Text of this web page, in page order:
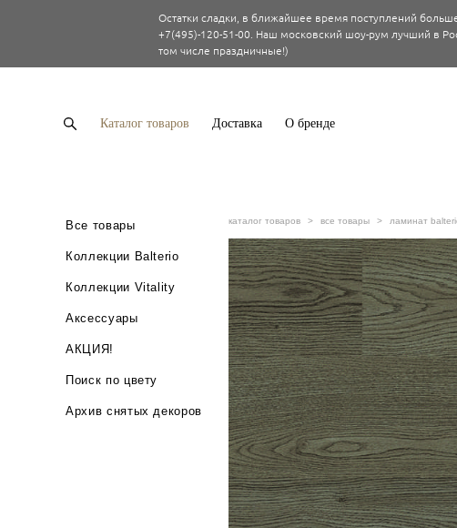
Остатки сладки, в ближайшее время поступлений
+7(495)-120-51-00. Наш московский шоу-рум лучший в
том числе праздничные!)
Каталог товаров Доставка О бренде
Все товары
Коллекции Balterio
Коллекции Vitality
Аксессуары
АКЦИЯ!
Поиск по цвету
Архив снятых декоров
каталог товаров > все товары > ламинат